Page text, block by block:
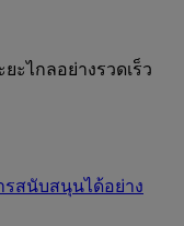
ะไกลอย่างรวดเร็ว
รสนับสนุนได้อย่าง